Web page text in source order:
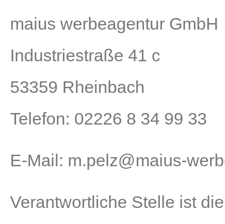
maius werbeagentur GmbH
Industriestraße 41 c
53359 Rheinbach
Telefon: 02226 8 34 99 33
E-Mail: m.pelz@maius-
Verantwortliche Stelle ist